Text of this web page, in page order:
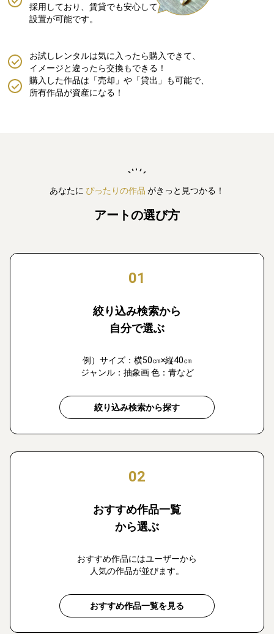
採用しており、賃貸でも安心して
設置が可能です。
購入した作品は「売却」や「貸出」も可能で、
所有作品が資産になる！
お試しレンタルは気に入ったら購入できて、
イメージと違ったら交換もできる！
あなたに ぴったりの作品 がきっと見つかる！
アートの選び方
01
絞り込み検索から
自分で選ぶ
例）サイズ：横50㎝×縦40㎝
ジャンル：抽象画 色：青など
絞り込み検索から探す
02
おすすめ作品一覧
から選ぶ
おすすめ作品にはユーザーから
人気の作品が並びます。
おすすめ作品一覧を見る